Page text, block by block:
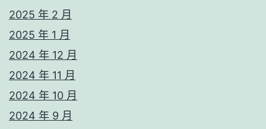
2025 年 2 月
2025 年 1 月
2024 年 12 月
2024 年 11 月
2024 年 10 月
2024 年 9 月